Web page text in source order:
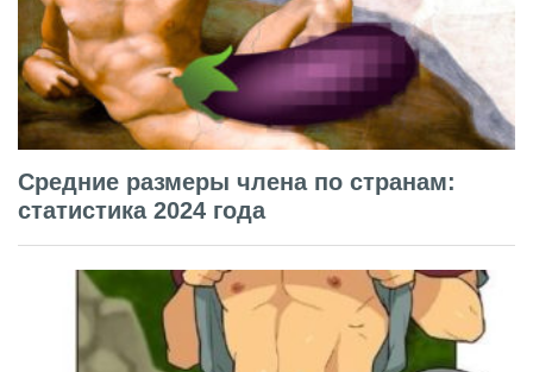
Средние размеры члена по странам:
статистика 2024 года